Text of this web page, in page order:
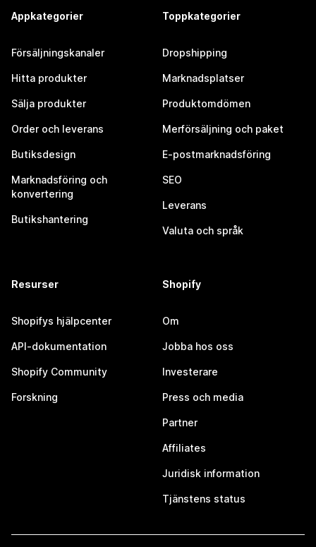
Appkategorier
Försäljningskanaler
Hitta produkter
Sälja produkter
Order och leverans
Butiksdesign
Marknadsföring och
konvertering
Butikshantering
Toppkategorier
Dropshipping
Marknadsplatser
Produktomdömen
Merförsäljning och paket
E-postmarknadsföring
SEO
Leverans
Valuta och språk
Resurser
Shopifys hjälpcenter
API-dokumentation
Shopify Community
Forskning
Shopify
Om
Jobba hos oss
Investerare
Press och media
Partner
Affiliates
Juridisk information
Tjänstens status